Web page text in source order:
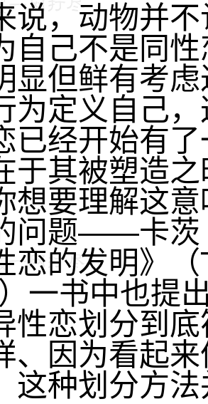
说，动物并
自己不是同
显但鲜有考
为定义自己
已经开始有
于其被塑造
想要理解这
问题——卡茨
恋的发明》
一书中也提
性恋划分到
、因为看起
这种划分方